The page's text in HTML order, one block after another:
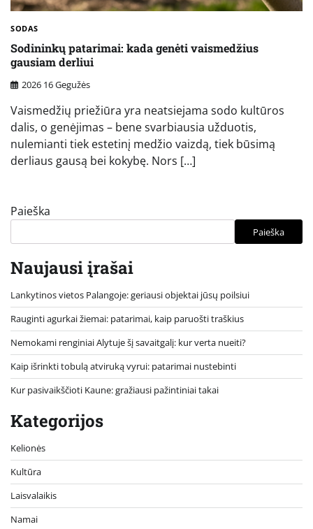
SODAS
Sodininkų patarimai: kada genėti vaismedžius
gausiam derliui
2026 16 Gegužės
Vaismedžių priežiūra yra neatsiejama sodo kultūros
dalis, o genėjimas – bene svarbiausia užduotis,
nulemianti tiek estetinį medžio vaizdą, tiek būsimą
derliaus gausą bei kokybę. Nors […]
Paieška
Paieška
Naujausi įrašai
Lankytinos vietos Palangoje: geriausi objektai jūsų poilsiui
Rauginti agurkai žiemai: patarimai, kaip paruošti traškius
Nemokami renginiai Alytuje šį savaitgalį: kur verta nueiti?
Kaip išrinkti tobulą atviruką vyrui: patarimai nustebinti
Kur pasivaikščioti Kaune: gražiausi pažintiniai takai
Kategorijos
Kelionės
Kultūra
Laisvalaikis
Namai